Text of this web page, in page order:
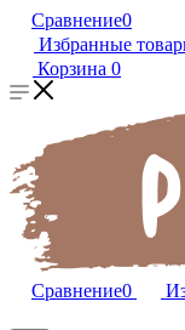
Сравнение0
Избранные
Корзина 0
Сравнение0